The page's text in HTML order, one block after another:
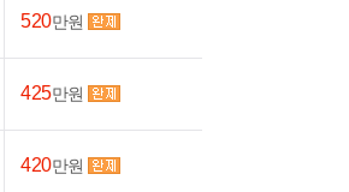
520만원
425만원
420만원